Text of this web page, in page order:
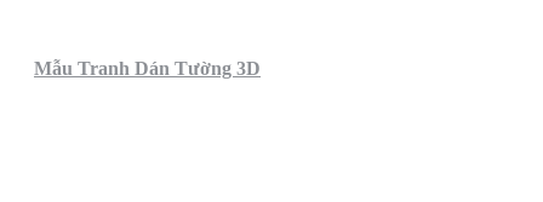
Mẫu Tranh Dán Tường 3D